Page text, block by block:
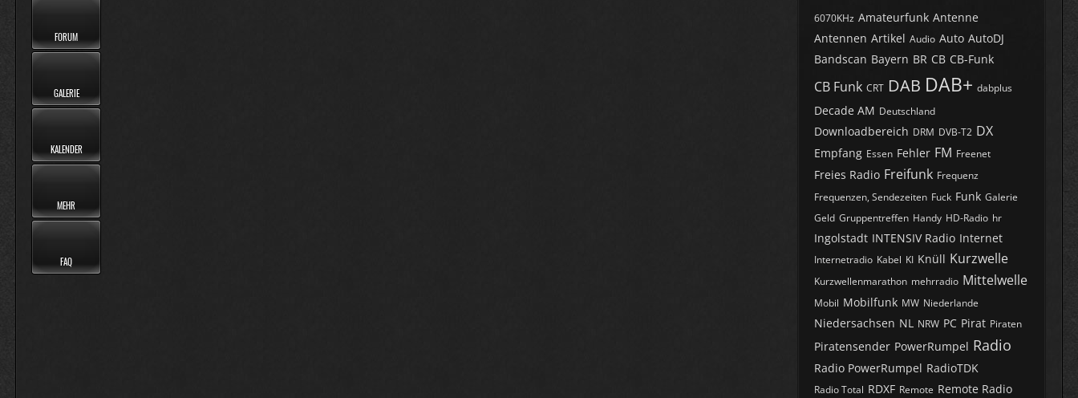
FORUM
GALERIE
KALENDER
MEHR
FAQ
6070KHz Amateurfunk Antenne
Antennen Artikel Audio Auto AutoDJ
Bandscan Bayern BR CB CB-Funk
CB Funk CRT DAB DAB+ dabplus
Decade AM Deutschland
Downloadbereich DRM DVB-T2 DX
Empfang Essen Fehler FM Freenet
Freies Radio Freifunk Frequenz
Frequenzen, Sendezeiten Fuck Funk Galerie
Geld Gruppentreffen Handy HD-Radio hr
Ingolstadt INTENSIV Radio Internet
Internetradio Kabel KI Knüll Kurzwelle
Kurzwellenmarathon mehrradio Mittelwelle
Mobil Mobilfunk MW Niederlande
Niedersachsen NL NRW PC Pirat Piraten
Piratensender PowerRumpel Radio
Radio PowerRumpel RadioTDK
Radio Total RDXF Remote Remote Radio